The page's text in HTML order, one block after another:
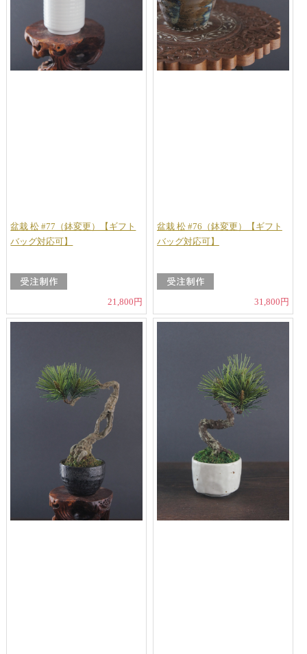
盆栽 松 #77（鉢変更）【ギフト
バッグ対応可】
21,800円
盆栽 松 #76（鉢変更）【ギフト
バッグ対応可】
31,800円